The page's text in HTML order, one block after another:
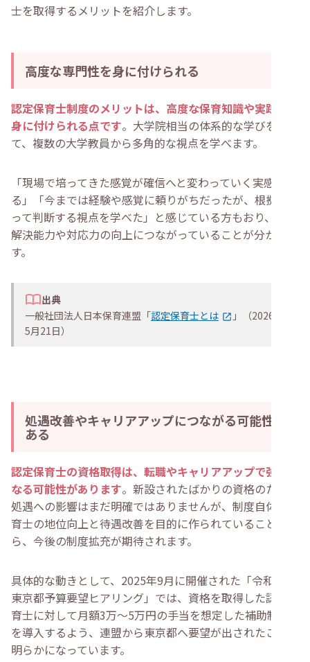
士を取得するメリットを紹介します。
高度な専門性を身に付けられる
認定保育士制度のメリットは、高度な保育知識や実践力を
身に付けられる点です。大学院相当の体系的な学びを通し
て、複数の大学教員から多角的な視点を学べます。
「現場で培ってきた感覚が確信へと変わっていく実感があ
る」「今までは経験や感覚に頼りがちだったが、根拠を持
って判断する視点を学べた」と感じている方もおり、問題
解決能力や対応力の向上につながっていることが分かりま
す。
出典
一般社団法人日本保育連盟「認定保育士とは
」（2026年
5月21日）
処遇改善やキャリアアップにつながる可能性が
ある
認定保育士の資格取得は、転職やキャリアアップで強みに
なる可能性があります。新設されたばかりの資格のため、
処遇への影響はまだ明確ではありませんが、制度自体が保
育士の地位向上と待遇改善を目的に作られていることか
ら、今後の制度拡充が期待されます。
具体的な動きとして、2025年9月に開催された「令和8年
東京都予算要望ヒアリング」では、資格を取得した認定保
育士に対して月額3万〜5万円の手当を想定した補助制度
を導入するよう、連盟から東京都へ要望が出されたことが
明らかになっています。